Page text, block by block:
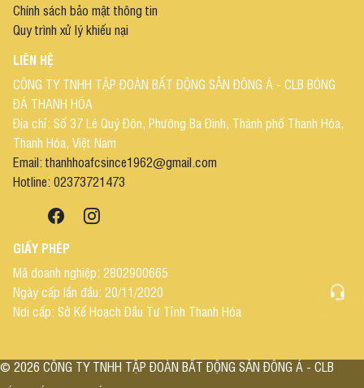
Chính sách bảo mật thông tin
Quy trình xử lý khiếu nại
LIÊN HỆ
CÔNG TY TNHH TẬP ĐOÀN BẤT ĐỘNG SẢN ĐÔNG Á - CLB BÓNG
ĐÁ THANH HÓA
Địa chỉ: Số 37 Lê Quý Đôn, Phường Ba Đình, Thành phố Thanh Hóa,
Thanh Hóa, Việt Nam
Email: thanhhoafcsince1962@gmail.com
Hotline: 02373721473
GIẤY PHÉP
Mã doanh nghiệp: 2802900665
Ngày cấp lần đầu: 20/11/2020
Nơi cấp: Sở Kế Hoạch Đầu Tư Tỉnh Thanh Hóa
© 2026 CÔNG TY TNHH TẬP ĐOÀN BẤT ĐỘNG SẢN ĐÔNG Á - CLB